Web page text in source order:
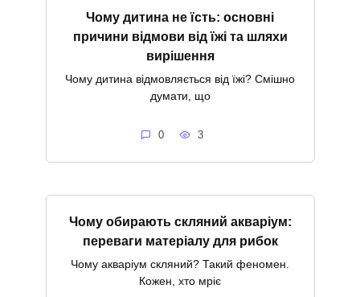
Чому дитина не їсть: основні
причини відмови від їжі та шляхи
вирішення
Чому дитина відмовляється від їжі? Смішно
думати, що
0 3
Чому обирають скляний акваріум:
переваги матеріалу для рибок
Чому акваріум скляний? Такий феномен.
Кожен, хто мріє